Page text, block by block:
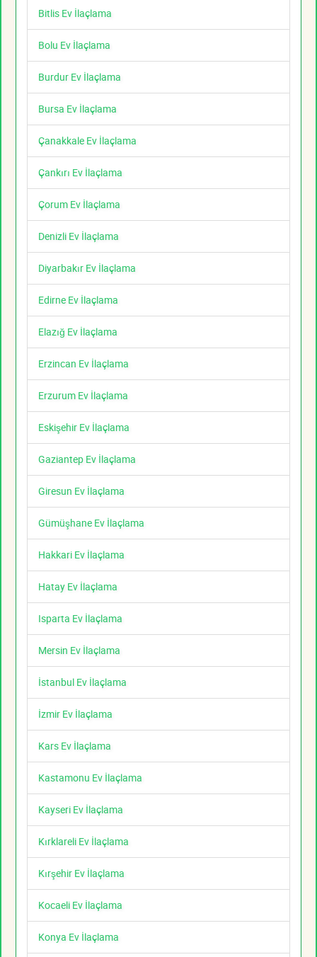
Bitlis Ev İlaçlama
Bolu Ev İlaçlama
Burdur Ev İlaçlama
Bursa Ev İlaçlama
Çanakkale Ev İlaçlama
Çankırı Ev İlaçlama
Çorum Ev İlaçlama
Denizli Ev İlaçlama
Diyarbakır Ev İlaçlama
Edirne Ev İlaçlama
Elazığ Ev İlaçlama
Erzincan Ev İlaçlama
Erzurum Ev İlaçlama
Eskişehir Ev İlaçlama
Gaziantep Ev İlaçlama
Giresun Ev İlaçlama
Gümüşhane Ev İlaçlama
Hakkari Ev İlaçlama
Hatay Ev İlaçlama
Isparta Ev İlaçlama
Mersin Ev İlaçlama
İstanbul Ev İlaçlama
İzmir Ev İlaçlama
Kars Ev İlaçlama
Kastamonu Ev İlaçlama
Kayseri Ev İlaçlama
Kırklareli Ev İlaçlama
Kırşehir Ev İlaçlama
Kocaeli Ev İlaçlama
Konya Ev İlaçlama